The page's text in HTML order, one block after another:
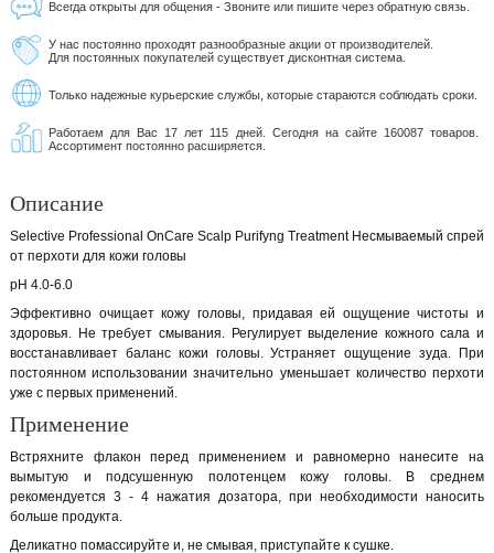
Всегда открыты для общения - Звоните или пишите через обратную связь.
У нас постоянно проходят разнообразные акции от производителей.
Для постоянных покупателей существует дисконтная система.
Только надежные курьерские службы, которые стараются соблюдать сроки.
Работаем для Вас 17 лет 115 дней. Сегодня на сайте 160087 товаров.
Ассортимент постоянно расширяется.
Описание
Selective Professional OnCare Scalp Purifyng Treatment Несмываемый спрей
от перхоти для кожи головы
рН 4.0-6.0
Эффективно очищает кожу головы, придавая ей ощущение чистоты и
здоровья. Не требует смывания. Регулирует выделение кожного сала и
восстанавливает баланс кожи головы. Устраняет ощущение зуда. При
постоянном использовании значительно уменьшает количество перхоти
уже с первых применений.
Применение
Встряхните флакон перед применением и равномерно нанесите на
вымытую и подсушенную полотенцем кожу головы. В среднем
рекомендуется 3 - 4 нажатия дозатора, при необходимости наносить
больше продукта.
Деликатно помассируйте и, не смывая, приступайте к сушке.